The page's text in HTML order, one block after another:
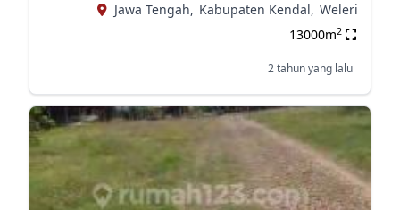
Jawa Tengah, Kabupaten Kendal, Weleri
13000m2
2 tahun yang lalu